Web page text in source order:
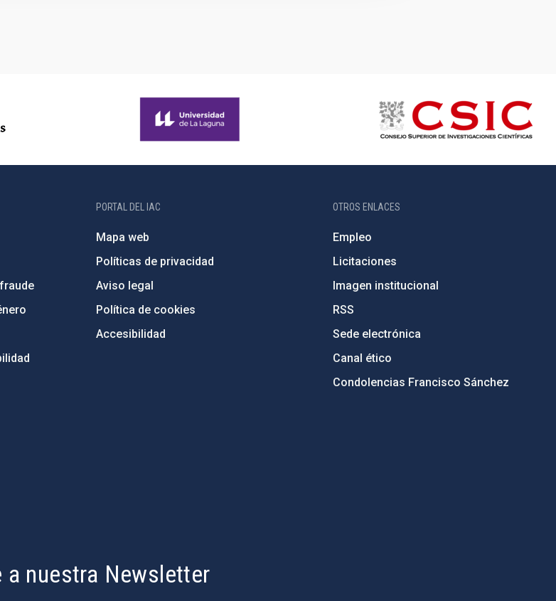
PORTAL DEL IAC
Mapa web
Políticas de privacidad
Aviso legal
Política de cookies
Accesibilidad
OTROS ENLACES
Empleo
Licitaciones
Imagen institucional
RSS
Sede electrónica
Canal ético
Condolencias Francisco Sánchez
a nuestra Newsletter